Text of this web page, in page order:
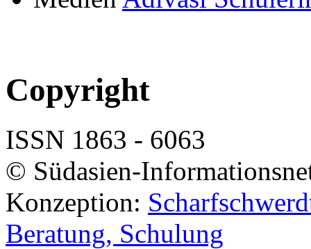
Copyright
ISSN 1863 - 6063
© Südasien-
Konzeption:
Beratung, Schulung